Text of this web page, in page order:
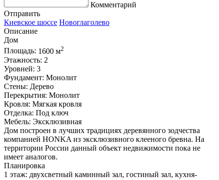
Комментарий
Отправить
Киевское шоссе Новоглаголево
Описание
Дом
Площадь: 1600 м2
Этажность: 2
Уровней: 3
Фундамент: Монолит
Стены: Дерево
Перекрытия: Монолит
Кровля: Мягкая кровля
Отделка: Под ключ
Мебель: Эксклюзивная
Дом построен в лучших традициях деревянного зодчества
компанией HONKA из эксклюзивного клееного бревна. На
территории России данный объект недвижимости пока не
имеет аналогов.
Планировка
1 этаж: двухсветный каминный зал, гостиный зал, кухня-